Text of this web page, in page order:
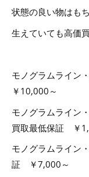
状態の良い物はも
生えていても高価
モノグラムライン
￥10,000～
モノグラムライン
買取最低保証 ￥
モノグラムライン
証 ￥7,000～